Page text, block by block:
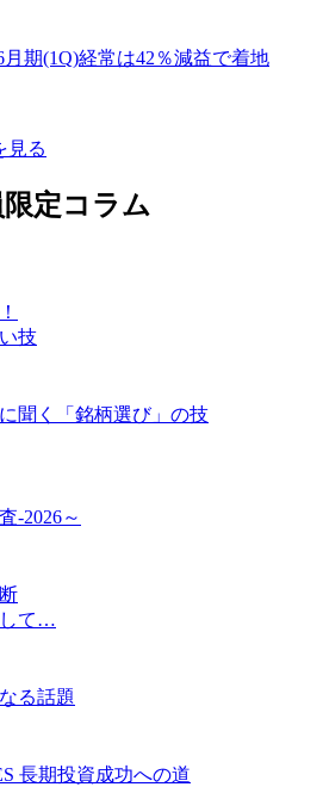
期(1Q)経常は42％減益で着地
見る
定コラム
技
聞く「銘柄選び」の技
-2026～
て…
る話題
長期投資成功への道